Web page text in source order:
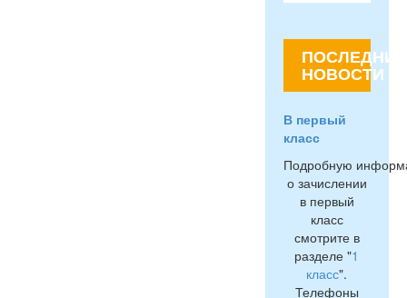
ПОСЛЕДНИЕ
НОВОСТИ
В первый
класс
Подробную
о зачислении
в первый
класс
смотрите в
разделе "1
класс".
Телефоны